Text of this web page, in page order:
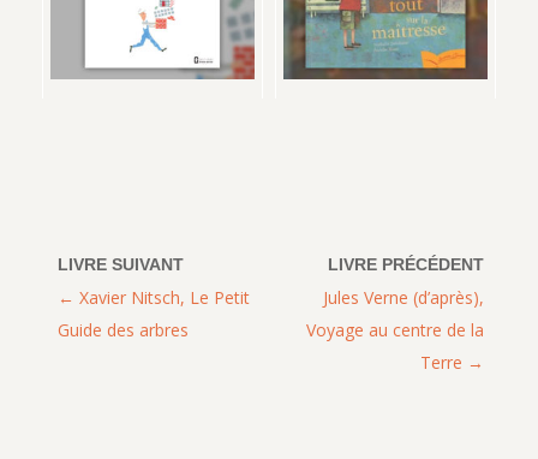
Jules Verne (d’après),
Voyage au centre de la
Terre
Xavier Nitsch, Le Petit
Guide des arbres